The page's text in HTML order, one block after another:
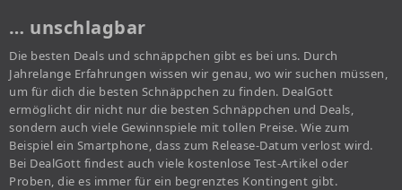
… unschlagbar
Die besten Deals und schnäppchen gibt es bei uns. Durch
Jahrelange Erfahrungen wissen wir genau, wo wir suchen müssen,
um für dich die besten Schnäppchen zu finden. DealGott
ermöglicht dir nicht nur die besten Schnäppchen und Deals,
sondern auch viele Gewinnspiele mit tollen Preise. Wie zum
Beispiel ein Smartphone, dass zum Release-Datum verlost wird.
Bei DealGott findest auch viele kostenlose Test-Artikel oder
Proben, die es immer für ein begrenztes Kontingent gibt.